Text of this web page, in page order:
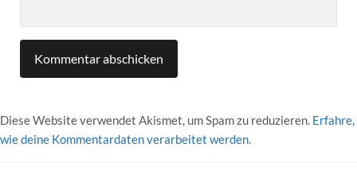
Diese Website verwendet Akismet, um Spam zu reduzieren. Erfahre,
wie deine Kommentardaten verarbeitet werden.